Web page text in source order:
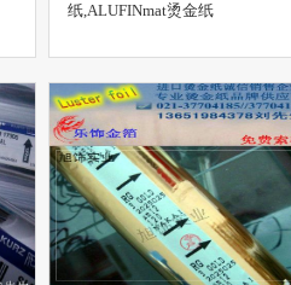
纸,ALUFINmat烫金纸